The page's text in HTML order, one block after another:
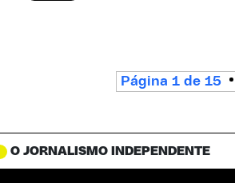
Página 1 de 15
O JORNALISMO INDEPENDENTE